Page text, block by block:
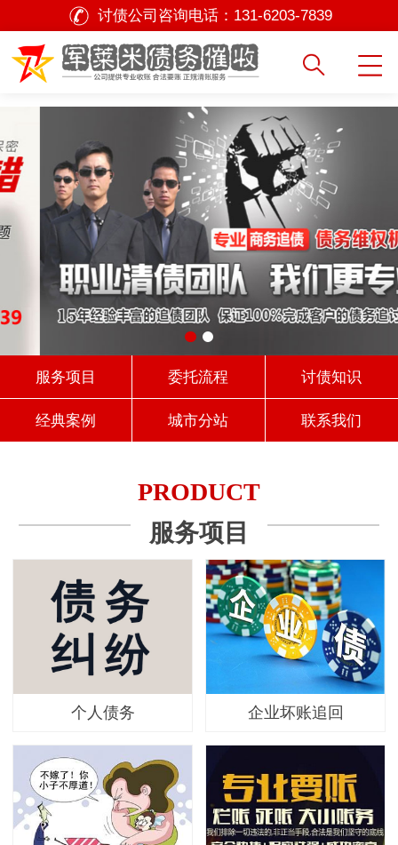
讨债公司咨询电话： 131-6203-7839
服务项目 委托流程 讨债知识
经典案例 城市分站 联系我们
PRODUCT
服务项目
个人债务 企业坏账追回